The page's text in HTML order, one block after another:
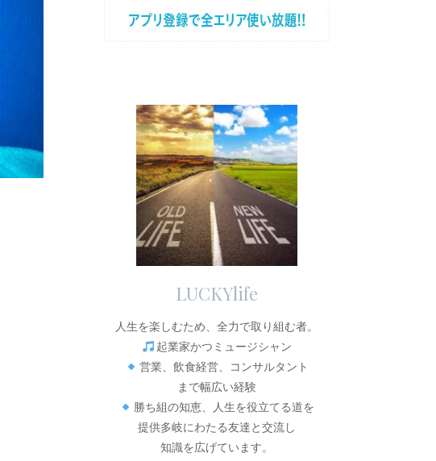
LUCKYlife
人生を楽しむため、全力で取り組む者。
起業家かつミュージシャン
営業、飲食経営、コンサルタント
まで幅広い経験
勝ち組の知恵、人生を役立てる道を
提供多岐にわたる友達と交流し
知識を広げています。